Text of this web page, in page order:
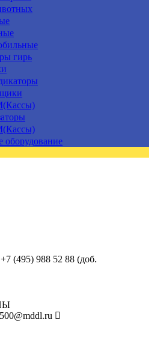
гирь
оборудование
(495) 988 52 88 (доб.
500@mddl.ru